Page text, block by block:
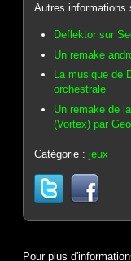
Autres informations
Deflektor sur
Un remake
La musique de
orchestrale
Un remake de
(Vortex) par
Catégorie :jeux
Pour plus